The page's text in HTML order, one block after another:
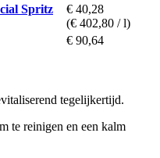
Spritz
€ 40,28
(€ 402,80 / l)
€ 90,64
tegelijkertijd.
te reinigen en een kalm